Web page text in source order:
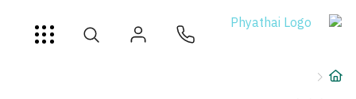
ไทย
English